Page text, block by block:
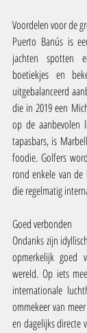
Voordelen voor de
Puerto Banús is
jachten spotten
boetiekjes en
uitgebalanceerd
die in 2019 een
op de aanbevolen
tapasbars, is
foodie. Golfers
rond enkele van
die regelmatig
Goed verbonden
Ondanks zijn
opmerkelijk goed
wereld. Op iets
internationale
ommekeer van
en dagelijks directe